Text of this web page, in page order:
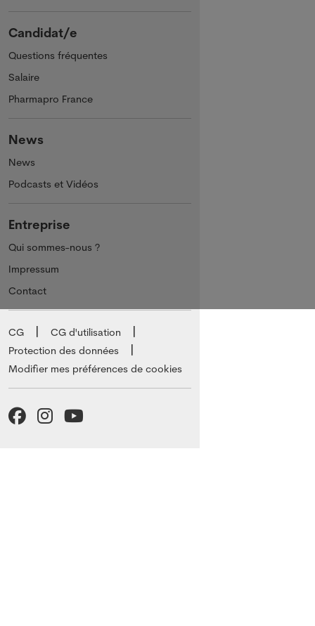
Candidat/e
Questions fréquentes
Salaire
Pharmapro France
News
News
Podcasts et Vidéos
Entreprise
Qui sommes-nous ?
Impressum
Contact
CG
CG d'utilisation
Protection des données
Modifier mes préférences de cookies